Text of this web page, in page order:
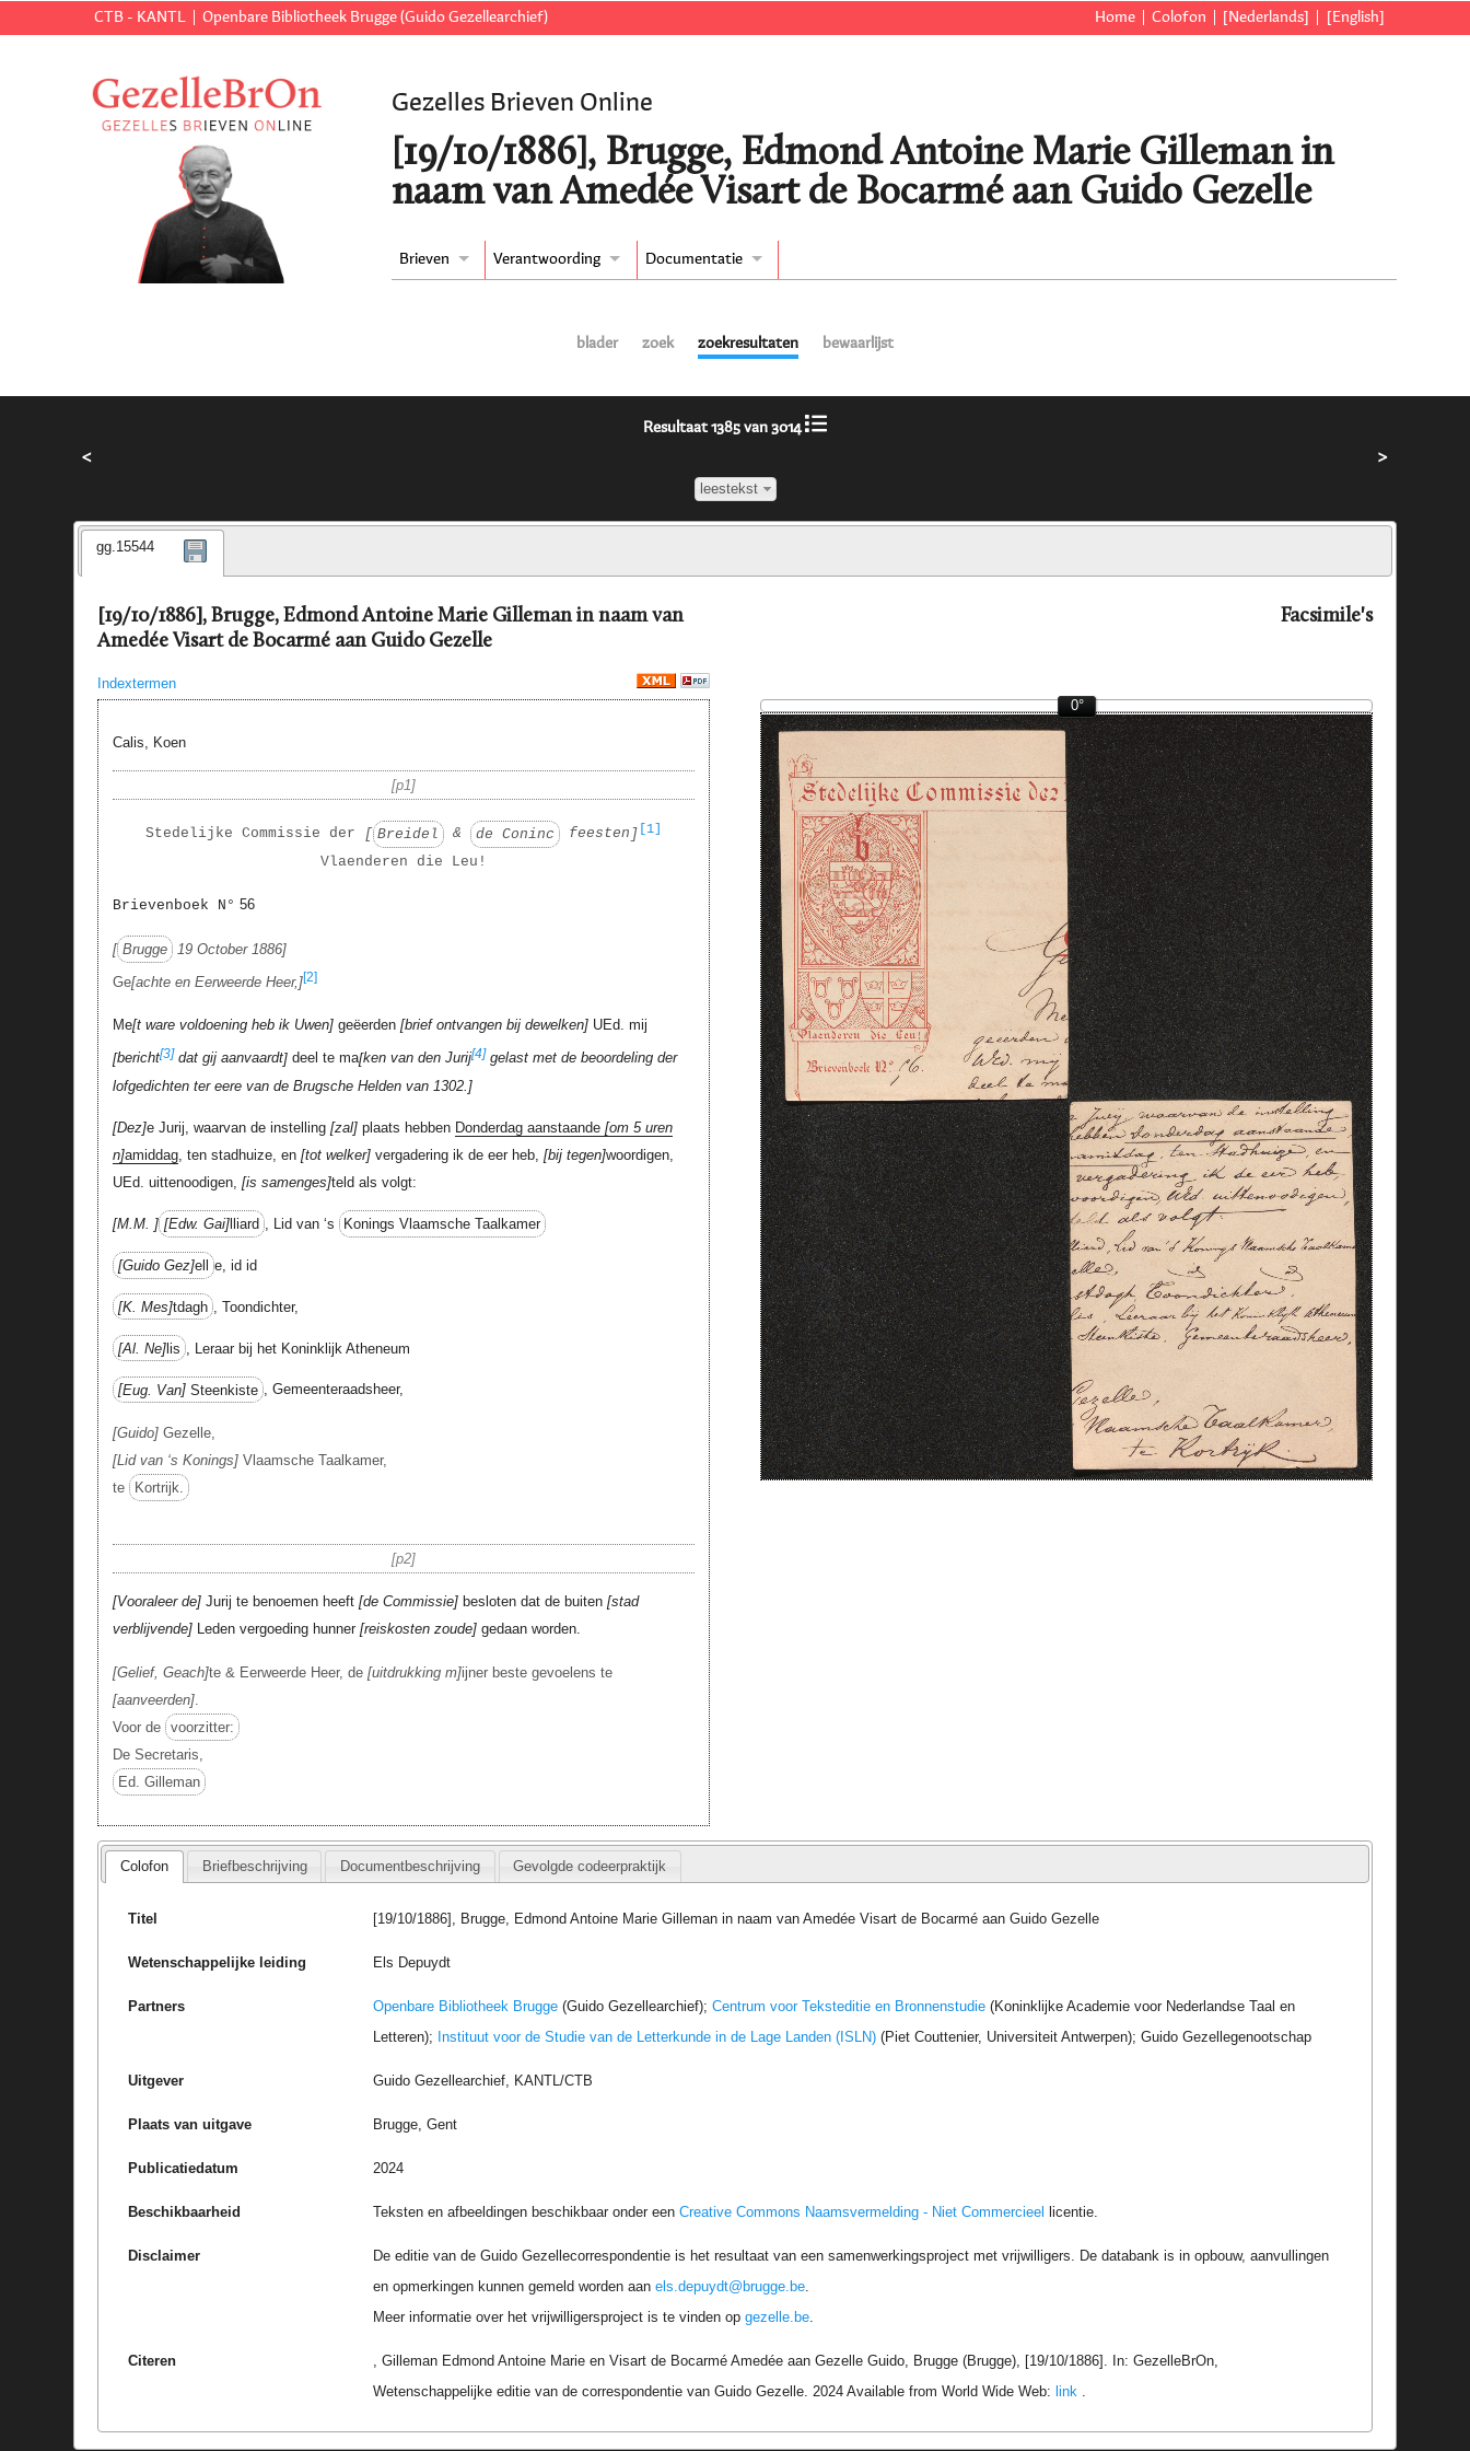
CTB - KANTL Openbare Bibliotheek Brugge (Guido Gezellearchief) Home Colofon [Nederlands] [English]
Gezelles Brieven Online
[19/10/1886], Brugge, Edmond Antoine Marie Gilleman in
naam van Amedée Visart de Bocarmé aan Guido Gezelle
Brieven Verantwoording Documentatie
blader zoek zoekresultaten bewaarlijst
<
Resultaat 1385 van 3014
leestekst
>
gg.15544
[19/10/1886], Brugge, Edmond Antoine Marie Gilleman in naam van
Amedée Visart de Bocarmé aan Guido Gezelle
Indextermen
Facsimile's
Calis, Koen
p1
Stedelijke Commissie der Breidel & de Coninc feesten [1]
Vlaenderen die Leu!
Brievenboek N° 56
Brugge 19 October 1886
Ge achte en Eerweerde Heer, [2]
Me t ware voldoening heb ik Uwen geëerden brief ontvangen bij dewelken UEd. mij
bericht[3]dat gij aanvaardt deel te ma ken van den Jurij[4]gelast met de beoordeling der
lofgedichten ter eere van de Brugsche Helden van 1302.
Dez e Jurij, waarvan de instelling zal plaats hebben Donderdag aanstaande om 5 uren
n amiddag, ten stadhuize, en tot welker vergadering ik de eer heb, bij tegen woordigen,
UEd. uittenoodigen,
is samenges teld als volgt:
M.M. Edw. Gai lliard , Lid van ‘s Konings Vlaamsche Taalkamer
Guido Gez ell e, id id
K. Mes tdagh , Toondichter,
Al. Ne lis , Leraar bij het Koninklijk Atheneum
Eug. Van Steenkiste , Gemeenteraadsheer,
Guido Gezelle,
Lid van ‘s Konings Vlaamsche Taalkamer,
te
Kortrijk.
p2
Vooraleer de Jurij te benoemen heeft de Commissie besloten dat de buiten stad
verblijvende Leden vergoeding hunner reiskosten zoude gedaan worden.
Gelief, Geach te & Eerweerde Heer, de uitdrukking m ijner beste gevoelens te
aanveerden .
Voor de voorzitter:
De Secretaris,
Ed. Gilleman
0°
Colofon Briefbeschrijving Documentbeschrijving Gevolgde codeerpraktijk
Titel [19/10/1886], Brugge, Edmond Antoine Marie Gilleman in naam van Amedée Visart de Bocarmé aan Guido Gezelle
Wetenschappelijke leiding Els Depuydt
Partners Openbare Bibliotheek Brugge (Guido Gezellearchief);Centrum voor Teksteditie en Bronnenstudie (Koninklijke Academie voor Nederlandse Taal en
Letteren); Instituut voor de Studie van de Letterkunde in de Lage Landen (ISLN) (Piet Couttenier, Universiteit Antwerpen); Guido Gezellegenootschap
Uitgever Guido Gezellearchief, KANTL/CTB
Plaats van uitgave Brugge, Gent
Publicatiedatum 2024
Beschikbaarheid Teksten en afbeeldingen beschikbaar onder eenCreative Commons Naamsvermelding - Niet Commercieel licentie.
Disclaimer
De editie van de Guido Gezellecorrespondentie is het resultaat van een samenwerkingsproject met vrijwilligers. De databank is in opbouw, aanvullingen
en opmerkingen kunnen gemeld worden aanels.depuydt@brugge.be.
Meer informatie over het vrijwilligersproject is te vinden opgezelle.be.
Citeren
, Gilleman Edmond Antoine Marie en Visart de Bocarmé Amedée aan Gezelle Guido, Brugge (Brugge), [19/10/1886]. In: GezelleBrOn,
Wetenschappelijke editie van de correspondentie van Guido Gezelle. 2024 Available from World Wide Web: link .